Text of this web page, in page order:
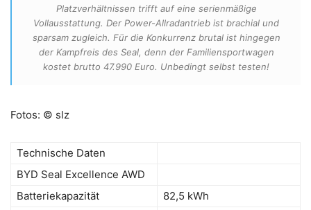
Platzverhältnissen trifft auf eine serienmäßige
Vollausstattung. Der Power-Allradantrieb ist brachial und
sparsam zugleich. Für die Konkurrenz brutal ist hingegen
der Kampfreis des Seal, denn der Familiensportwagen
kostet brutto 47.990 Euro. Unbedingt selbst testen!
Fotos: © slz
Technische Daten
BYD Seal Excellence AWD
Batteriekapazität
82,5 kWh